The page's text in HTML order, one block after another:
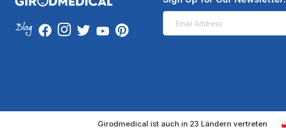
Girodmedical ist auch in 23 Ländern vertreten